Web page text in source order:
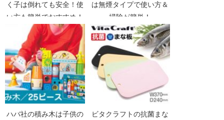
く子は倒れても安全！使
い方も簡単でおすすめ！
は無煙タイプで使い方＆
掃除が簡単！
ハバ社の積み木は子供の
ビタクラフトの抗菌まな